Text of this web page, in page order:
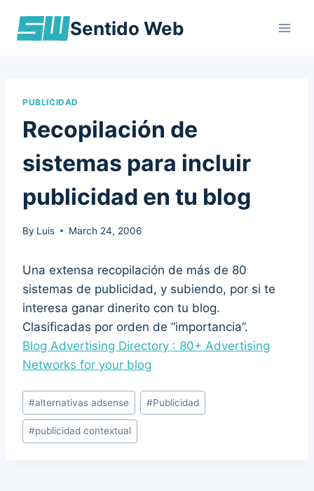
Sentido Web
PUBLICIDAD
Recopilación de
sistemas para incluir
publicidad en tu blog
By Luis March 24, 2006
Una extensa recopilación de más de 80
sistemas de publicidad, y subiendo, por si te
interesa ganar dinerito con tu blog.
Clasificadas por orden de “importancia”.
Blog Advertising Directory : 80+ Advertising
Networks for your blog
Post
Tags:
#alternativas adsense #Publicidad
#publicidad contextual